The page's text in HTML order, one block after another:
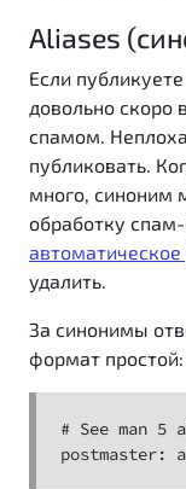
Aliases
Если
довольно скоро
спамом.
публиковать.
много, синоним
обработку
удалить.
За синонимы
формат
# See man
postmaster: